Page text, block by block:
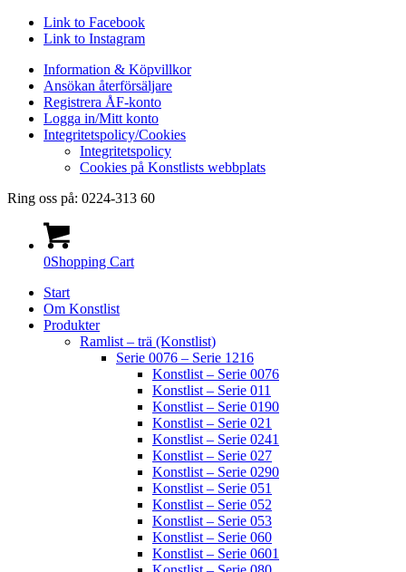
Link to Facebook
Link to Instagram
Information & Köpvillkor
Ansökan återförsäljare
Registrera ÅF-konto
Logga in/Mitt konto
Integritetspolicy/Cookies
Integritetspolicy
Cookies på Konstlists webbplats
Ring oss på: 0224-313 60
0Shopping Cart
Start
Om Konstlist
Produkter
Ramlist – trä (Konstlist)
Serie 0076 – Serie 1216
Konstlist – Serie 0076
Konstlist – Serie 011
Konstlist – Serie 0190
Konstlist – Serie 021
Konstlist – Serie 0241
Konstlist – Serie 027
Konstlist – Serie 0290
Konstlist – Serie 051
Konstlist – Serie 052
Konstlist – Serie 053
Konstlist – Serie 060
Konstlist – Serie 0601